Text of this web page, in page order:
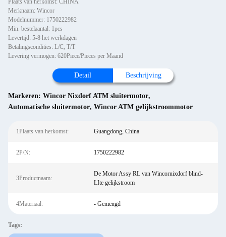
Plaats van herkomst: CHINA
Merknaam: Wincor
Modelnummer: 1750222982
Min. bestelaantal: 1pcs
Levertijd: 5-8 het werkdagen
Betalingscondities: L/C, T/T
Levering vermogen: 620Piece/Pieces per Maand
Detail Beschrijving
Markeren: Wincor Nixdorf ATM sluitermotor,
Automatische sluitermotor, Wincor ATM gelijkstroommotor
1Plaats van herkomst: Guangdong, China
2P/N: 1750222982
3Productnaam:
De Motor Assy RL van Wincornixdorf blind-
LIte gelijkstroom
4Materiaal: - Gemengd
Tags: